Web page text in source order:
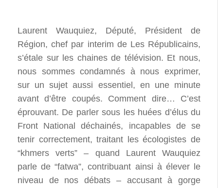
Laurent Wauquiez, Député, Président de
Région, chef par interim de Les Républicains,
s’étale sur les chaines de télévision. Et nous,
nous sommes condamnés à nous exprimer,
sur un sujet aussi essentiel, en une minute
avant d’être coupés. Comment dire… C’est
éprouvant. De parler sous les huées d’élus du
Front National déchainés, incapables de se
tenir correctement, traitant les écologistes de
“khmers verts” – quand Laurent Wauquiez
parle de “fatwa”, contribuant ainsi à élever le
niveau de nos débats – accusant à gorge